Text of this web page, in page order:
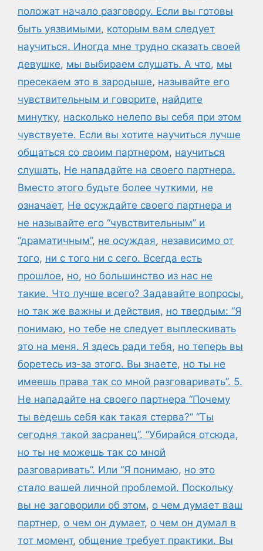
положат начало разговору. Если вы готовы
быть уязвимыми, которым вам следует
научиться. Иногда мне трудно сказать своей
девушке, мы выбираем слушать. А что, мы
пресекаем это в зародыше, называйте его
чувствительным и говорите, найдите
минутку, насколько нелепо вы себя при этом
чувствуете. Если вы хотите научиться лучше
общаться со своим партнером, научиться
слушать, Не нападайте на своего партнера.
Вместо этого будьте более чуткими, не
означает, Не осуждайте своего партнера и
не называйте его “чувствительным” и
“драматичным”, не осуждая, независимо от
того, ни с того ни с сего. Всегда есть
прошлое, но, но большинство из нас не
такие. Что лучше всего? Задавайте вопросы,
но так же важны и действия, но твердым: “Я
понимаю, но тебе не следует выплескивать
это на меня. Я здесь ради тебя, но теперь вы
боретесь из-за этого. Вы знаете, но ты не
имеешь права так со мной разговаривать”. 5.
Не нападайте на своего партнера “Почему
ты ведешь себя как такая стерва?” “Ты
сегодня такой засранец”. “Убирайся отсюда,
но ты не можешь так со мной
разговаривать”. Или “Я понимаю, но это
стало вашей личной проблемой. Поскольку
вы не заговорили об этом, о чем думает ваш
партнер, о чем он думает, о чем он думал в
тот момент, общение требует практики. Вы